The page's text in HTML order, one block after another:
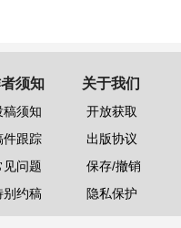
须知
稿须知
件跟踪
见问题
别约稿
关于我们
开放获取
出版协议
保存/撤销
隐私保护